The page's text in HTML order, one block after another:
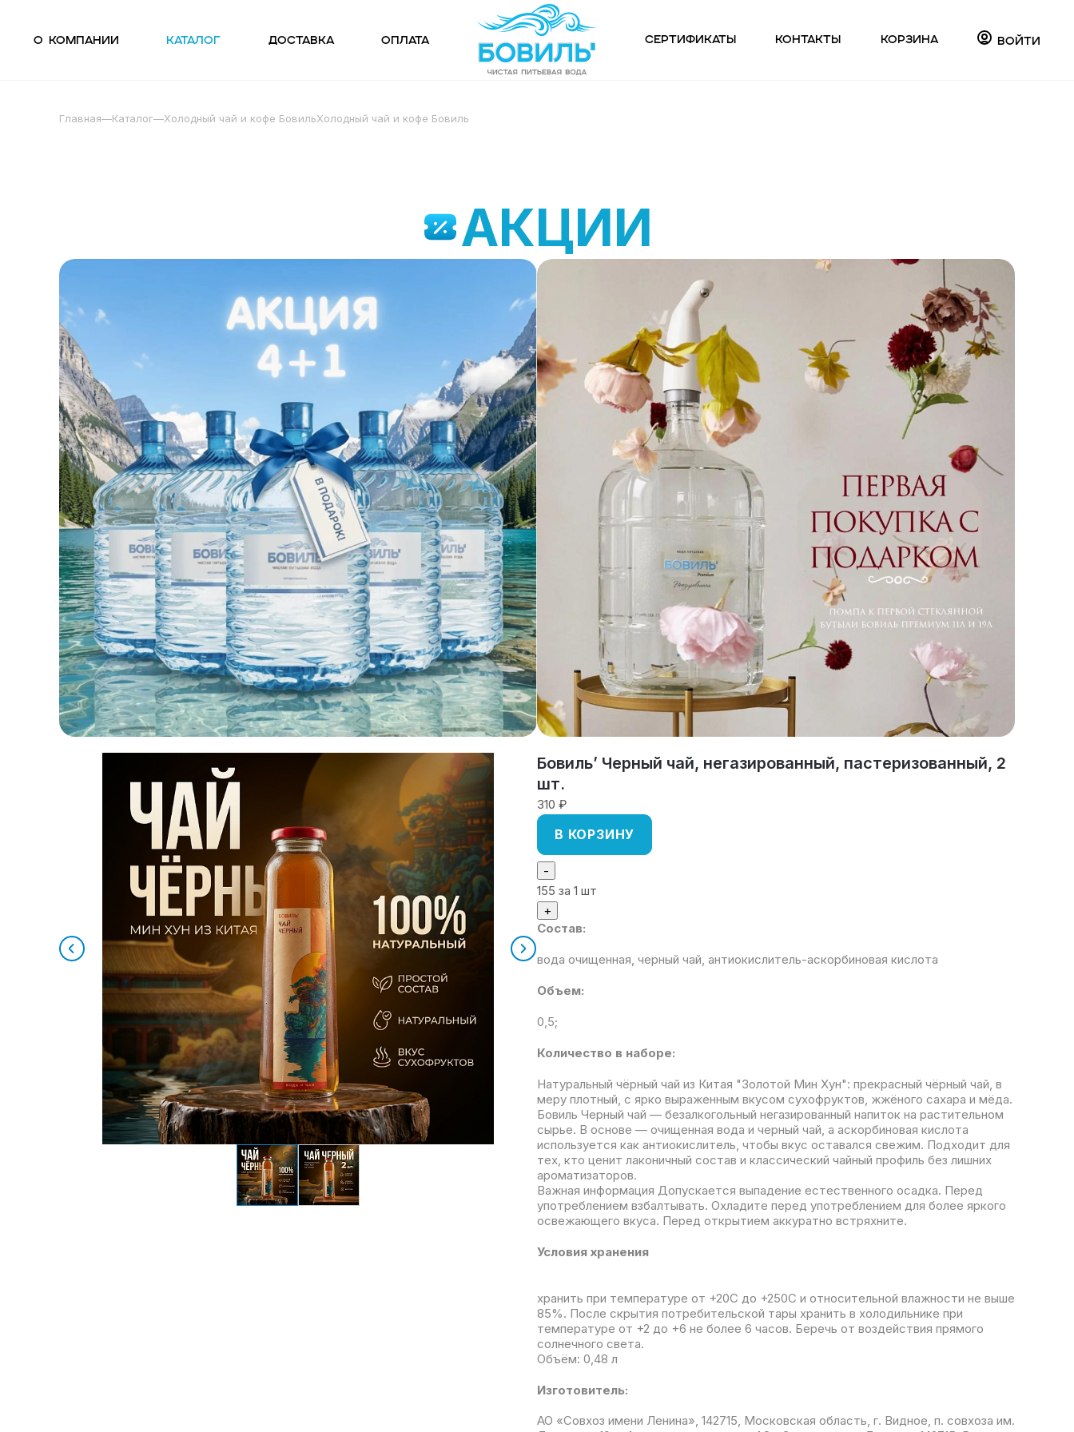
О компании Каталог Доставка Оплата Сертификаты Контакты Корзина Войти
Главная—Каталог—Холодный чай и кофе БовильХолодный чай и кофе Бовиль
АКЦИИ
Бовиль’ Черный чай, негазированный, пастеризованный, 2
шт.
310 ₽
В КОРЗИНУ
-
155 за 1 шт
+
Состав:
вода очищенная, черный чай, антиокислитель-аскорбиновая кислота
Объем:
0,5;
Количество в наборе:
Натуральный чёрный чай из Китая "Золотой Мин Хун": прекрасный чёрный чай, в
меру плотный, с ярко выраженным вкусом сухофруктов, жжёного сахара и мёда.
Бовиль Черный чай — безалкогольный негазированный напиток на растительном
сырье. В основе — очищенная вода и черный чай, а аскорбиновая кислота
используется как антиокислитель, чтобы вкус оставался свежим. Подходит для
тех, кто ценит лаконичный состав и классический чайный профиль без лишних
ароматизаторов.
Важная информация Допускается выпадение естественного осадка. Перед
употреблением взбалтывать. Охладите перед употреблением для более яркого
освежающего вкуса. Перед открытием аккуратно встряхните.
Условия хранения
хранить при температуре от +20С до +250С и относительной влажности не выше
85%. После скрытия потребительской тары хранить в холодильнике при
температуре от +2 до +6 не более 6 часов. Беречь от воздействия прямого
солнечного света.
Объём: 0,48 л
Изготовитель:
АО «Совхоз имени Ленина», 142715, Московская область, г. Видное, п. совхоза им.